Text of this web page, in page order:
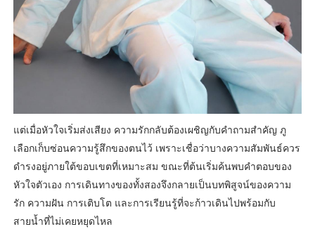
แต่เมื่อหัวใจเริ่มส่งเสียง ความรักกลับต้องเผชิญกับคำถามสำคัญ ภู
เลือกเก็บซ่อนความรู้สึกของตนไว้ เพราะเชื่อว่าบางความสัมพันธ์ควร
ดำรงอยู่ภายใต้ขอบเขตที่เหมาะสม ขณะที่ต้นเริ่มค้นพบคำตอบของ
หัวใจตัวเอง การเดินทางของทั้งสองจึงกลายเป็นบทพิสูจน์ของความ
รัก ความฝัน การเติบโต และการเรียนรู้ที่จะก้าวเดินไปพร้อมกับ
สายน้ำที่ไม่เคยหยุดไหล